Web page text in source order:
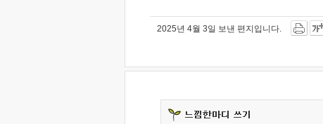
2025년 4월 3일 보낸 편지입니다.